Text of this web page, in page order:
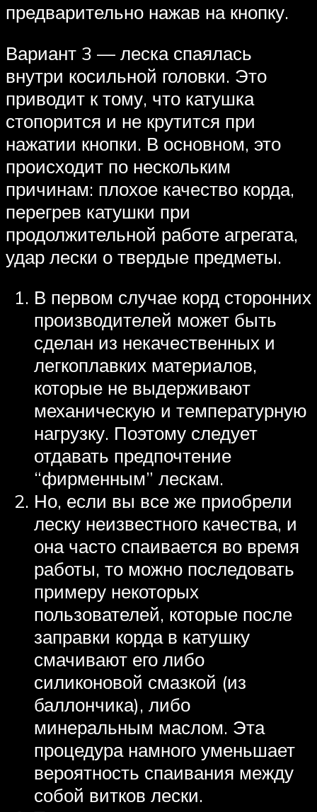
предварительно нажав на кнопку.
Вариант 3 — леска спаялась
внутри косильной головки. Это
приводит к тому, что катушка
стопорится и не крутится при
нажатии кнопки. В основном, это
происходит по нескольким
причинам: плохое качество корда,
перегрев катушки при
продолжительной работе агрегата,
удар лески о твердые предметы.
В первом случае корд сторонних
производителей может быть
сделан из некачественных и
легкоплавких материалов,
которые не выдерживают
механическую и температурную
нагрузку. Поэтому следует
отдавать предпочтение
“фирменным” лескам.
Но, если вы все же приобрели
леску неизвестного качества, и
она часто спаивается во время
работы, то можно последовать
примеру некоторых
пользователей, которые после
заправки корда в катушку
смачивают его либо
силиконовой смазкой (из
баллончика), либо
минеральным маслом. Эта
процедура намного уменьшает
вероятность спаивания между
собой витков лески.